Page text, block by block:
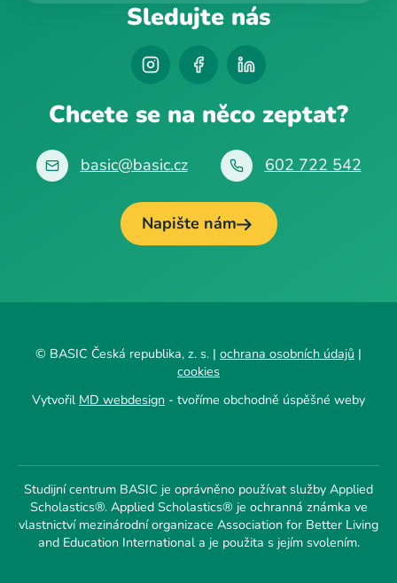
Sledujte nás
Chcete se na něco zeptat?
basic@basic.cz 602 722 542
Napište nám
© BASIC Česká republika, z. s. | ochrana osobních údajů |
cookies
Vytvořil MD webdesign - tvoříme obchodně úspěšné weby
Studijní centrum BASIC je oprávněno používat služby Applied
Scholastics®. Applied Scholastics® je ochranná známka ve
vlastnictví mezinárodní organizace Association for Better Living
and Education International a je použita s jejím svolením.